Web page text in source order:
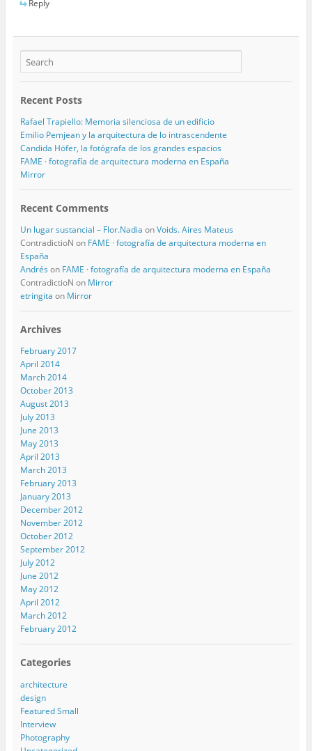
Reply
Recent Posts
Rafael Trapiello: Memoria silenciosa de un edificio
Emilio Pemjean y la arquitectura de lo intrascendente
Candida Höfer, la fotógrafa de los grandes espacios
FAME · fotografía de arquitectura moderna en España
Mirror
Recent Comments
Un lugar sustancial – Flor.Nadia onVoids. Aires Mateus
ContradictioN on FAME · fotografía de arquitectura moderna en
España
Andrés on FAME · fotografía de arquitectura moderna en España
ContradictioN on Mirror
etringita on Mirror
Archives
February 2017
April 2014
March 2014
October 2013
August 2013
July 2013
June 2013
May 2013
April 2013
March 2013
February 2013
January 2013
December 2012
November 2012
October 2012
September 2012
July 2012
June 2012
May 2012
April 2012
March 2012
February 2012
Categories
architecture
design
Featured Small
Interview
Photography